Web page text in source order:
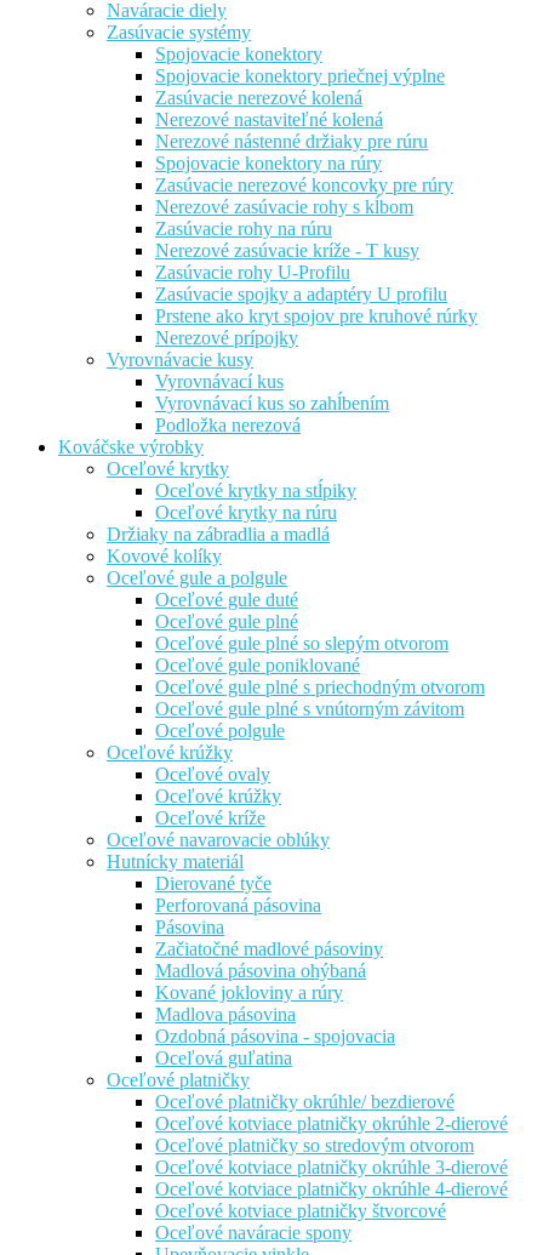
Naváracie diely
Zasúvacie systémy
Spojovacie konektory
Spojovacie konektory priečnej výplne
Zasúvacie nerezové kolená
Nerezové nastaviteľné kolená
Nerezové nástenné držiaky pre rúru
Spojovacie konektory na rúry
Zasúvacie nerezové koncovky pre rúry
Nerezové zasúvacie rohy s kĺbom
Zasúvacie rohy na rúru
Nerezové zasúvacie kríže - T kusy
Zasúvacie rohy U-Profilu
Zasúvacie spojky a adaptéry U profilu
Prstene ako kryt spojov pre kruhové rúrky
Nerezové prípojky
Vyrovnávacie kusy
Vyrovnávací kus
Vyrovnávací kus so zahĺbením
Podložka nerezová
Kováčske výrobky
Oceľové krytky
Oceľové krytky na stĺpiky
Oceľové krytky na rúru
Držiaky na zábradlia a madlá
Kovové kolíky
Oceľové gule a polgule
Oceľové gule duté
Oceľové gule plné
Oceľové gule plné so slepým otvorom
Oceľové gule poniklované
Oceľové gule plné s priechodným otvorom
Oceľové gule plné s vnútorným závitom
Oceľové polgule
Oceľové krúžky
Oceľové ovaly
Oceľové krúžky
Oceľové kríže
Oceľové navarovacie oblúky
Hutnícky materiál
Dierované tyče
Perforovaná pásovina
Pásovina
Začiatočné madlové pásoviny
Madlová pásovina ohýbaná
Kované jokloviny a rúry
Madlova pásovina
Ozdobná pásovina - spojovacia
Oceľová guľatina
Oceľové platničky
Oceľové platničky okrúhle/ bezdierové
Oceľové kotviace platničky okrúhle 2-dierové
Oceľové platničky so stredovým otvorom
Oceľové kotviace platničky okrúhle 3-dierové
Oceľové kotviace platničky okrúhle 4-dierové
Oceľové kotviace platničky štvorcové
Oceľové naváracie spony